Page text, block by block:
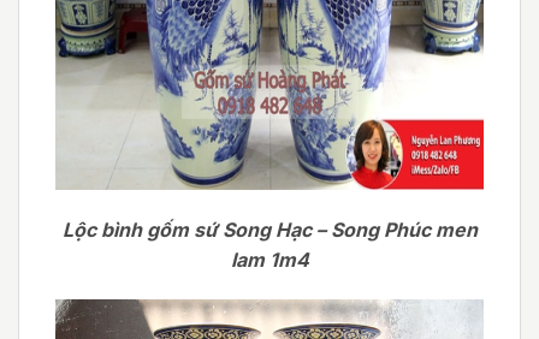
Lộc bình gốm sứ Song Hạc – Song Phúc men
lam 1m4